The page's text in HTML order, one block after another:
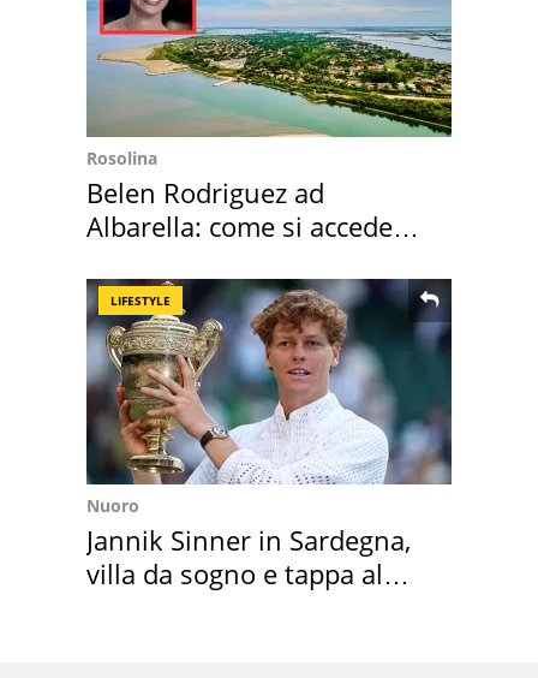
Rosolina
Belen Rodriguez ad
Albarella: come si accede
LIFESTYLE
Nuoro
Jannik Sinner in Sardegna,
villa da sogno e tappa al